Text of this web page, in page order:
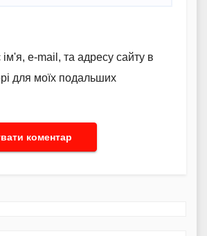
e-mail, та адресу сайту в
для моїх подальших